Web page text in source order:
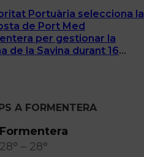
Portuària selecciona la
de Port Med
per gestionar la
de la Savina durant 16
A FORMENTERA
Formentera
28° – 28°